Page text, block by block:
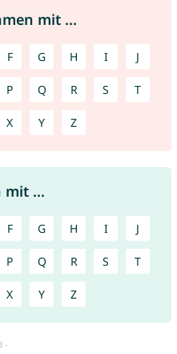
mit ...
F G H I J
P Q R S T
X Y Z
mit ...
F G H I J
P Q R S T
X Y Z